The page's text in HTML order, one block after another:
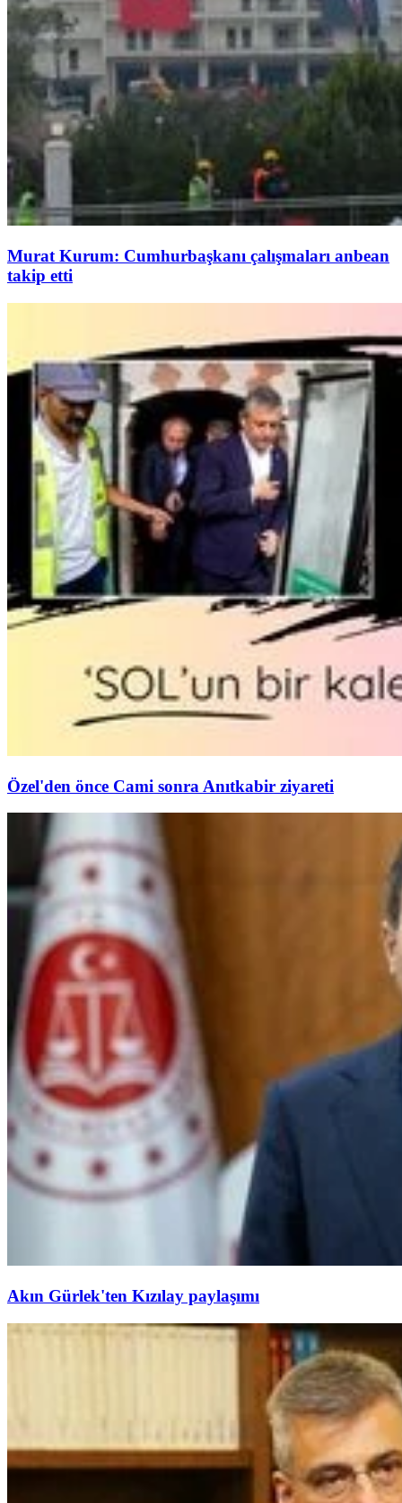
Murat Kurum: Cumhurbaşkanı çalışmaları anbean
takip etti
Özel'den önce Cami sonra Anıtkabir ziyareti
Akın Gürlek'ten Kızılay paylaşımı